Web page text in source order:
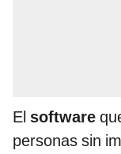
El software
personas sin